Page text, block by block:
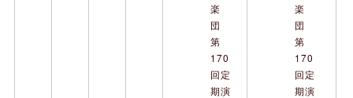
楽
団
第
170
回定
期演
楽
団
第
170
回定
期演